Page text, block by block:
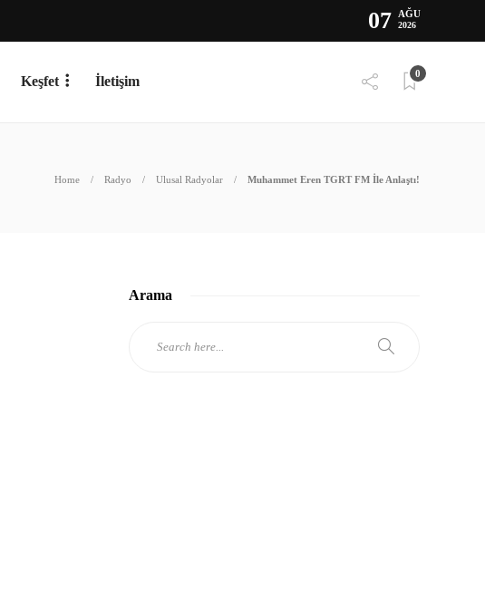
07 AĞU
2026
Keşfet İletişim 0
Home Radyo Ulusal Radyolar Muhammet Eren TGRT FM İle Anlaştı!
Arama